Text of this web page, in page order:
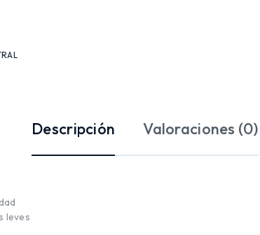
Descripción Valoraciones (0)
leves